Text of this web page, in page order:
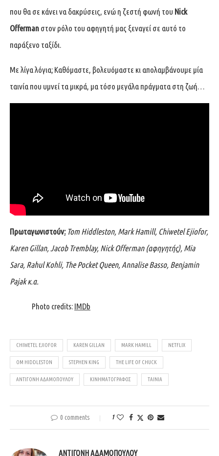
που θα σε κάνει να δακρύσεις, ενώ η ζεστή φωνή του Nick
Offerman στον ρόλο του αφηγητή μας ξεναγεί σε αυτό το
παράξενο ταξίδι.
Με λίγα λόγια; Καθόμαστε, βολευόμαστε κι απολαμβάνουμε μία
ταινία που υμνεί τα μικρά, μα τόσο μεγάλα πράγματα στη ζωή…
Πρωταγωνιστούν: Tom Hiddleston, Mark Hamill, Chiwetel Ejiofor,
Karen Gillan, Jacob Tremblay, Nick Offerman (αφηγητής), Mia
Sara, Rahul Kohli, The Pocket Queen, Annalise Basso, Benjamin
Pajak κ.α.
Photo credits: IMDb
CHIWETEL EJIOFOR KAREN GILLAN MARK HAMILL NETFLIX
OM HIDDLESTON STEPHEN KING THE LIFE OF CHUCK
ΑΝΤΙΓΌΝΗ ΑΔΑΜΟΠΟΎΛΟΥ ΚΙΝΗΜΑΤΟΓΡΆΦΟΣ ΤΑΙΝΊΑ
0 comments 1
ΑΝΤΙΓΌΝΗ ΑΔΑΜΟΠΟΎΛΟΥ